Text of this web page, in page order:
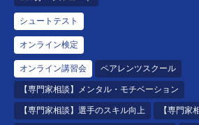
シュートテスト
オンライン検定
オンライン講習会 ペアレンツスクール
【専門家相談】メンタル・モチベーション
【専門家相談】選手のスキル向上 【専門家